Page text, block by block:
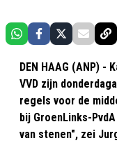
DEN HAAG (ANP) -
VVD zijn
regels voor de
bij GroenLinks-
van stenen", zei